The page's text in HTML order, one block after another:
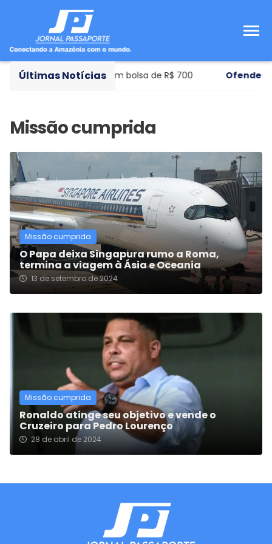
Últimas Notícias
de ensino com bolsa de R$ 700 Ofendeu o
Missão cumprida
O Papa deixa Singapura rumo a Roma,
termina a viagem à Ásia e Oceania
13 de setembro de 2024
Missão cumprida
Ronaldo atinge seu objetivo e vende o
Cruzeiro para Pedro Lourenço
28 de abril de 2024